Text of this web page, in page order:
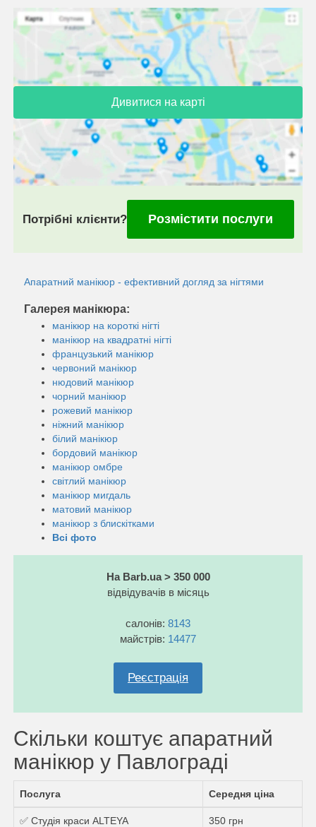
Дивитися на карті
Потрібні клієнти? Розмістити послуги
Апаратний манікюр - ефективний догляд за нігтями
Галерея манікюра:
манікюр на короткі нігті
манікюр на квадратні нігті
французький манікюр
червоний манікюр
нюдовий манікюр
чорний манікюр
рожевий манікюр
ніжний манікюр
білий манікюр
бордовий манікюр
манікюр омбре
світлий манікюр
манікюр мигдаль
матовий манікюр
манікюр з блискітками
Всі фото
На Barb.ua > 350 000
відвідувачів в місяць
салонів: 8143
майстрів: 14477
Реєстрація
Скільки коштує апаратний
манікюр у Павлограді
Послуга Середня ціна
✅ Студія краси ALTEYA 350 грн